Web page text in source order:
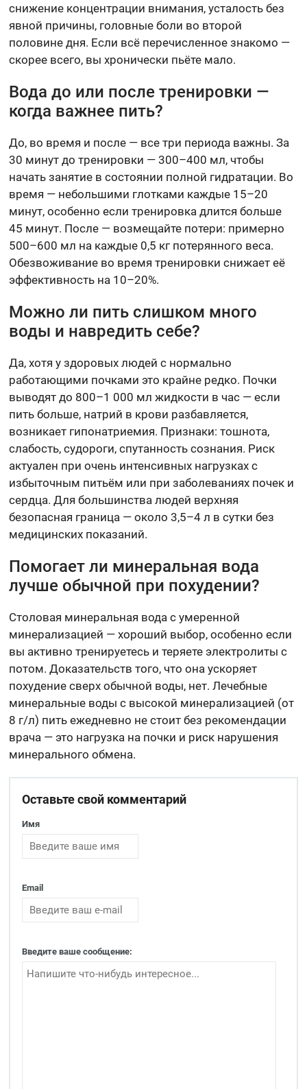
снижение концентрации внимания, усталость без
явной причины, головные боли во второй
половине дня. Если всё перечисленное знакомо —
скорее всего, вы хронически пьёте мало.
Вода до или после тренировки —
когда важнее пить?
До, во время и после — все три периода важны. За
30 минут до тренировки — 300–400 мл, чтобы
начать занятие в состоянии полной гидратации. Во
время — небольшими глотками каждые 15–20
минут, особенно если тренировка длится больше
45 минут. После — возмещайте потери: примерно
500–600 мл на каждые 0,5 кг потерянного веса.
Обезвоживание во время тренировки снижает её
эффективность на 10–20%.
Можно ли пить слишком много
воды и навредить себе?
Да, хотя у здоровых людей с нормально
работающими почками это крайне редко. Почки
выводят до 800–1 000 мл жидкости в час — если
пить больше, натрий в крови разбавляется,
возникает гипонатриемия. Признаки: тошнота,
слабость, судороги, спутанность сознания. Риск
актуален при очень интенсивных нагрузках с
избыточным питьём или при заболеваниях почек и
сердца. Для большинства людей верхняя
безопасная граница — около 3,5–4 л в сутки без
медицинских показаний.
Помогает ли минеральная вода
лучше обычной при похудении?
Столовая минеральная вода с умеренной
минерализацией — хороший выбор, особенно если
вы активно тренируетесь и теряете электролиты с
потом. Доказательств того, что она ускоряет
похудение сверх обычной воды, нет. Лечебные
минеральные воды с высокой минерализацией (от
8 г/л) пить ежедневно не стоит без рекомендации
врача — это нагрузка на почки и риск нарушения
минерального обмена.
Оставьте свой комментарий
Имя
Email
Введите ваше сообщение: